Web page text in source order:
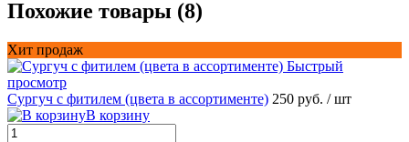
Похожие товары (8)
Хит продаж
Быстрый
просмотр
Сургуч с фитилем (цвета в ассортименте) 250 руб. / шт
В корзину